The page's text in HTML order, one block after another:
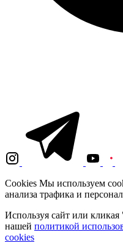
Cookies Мы используем
анализа трафика и
Используя сайт или
нашей политикой
cookies